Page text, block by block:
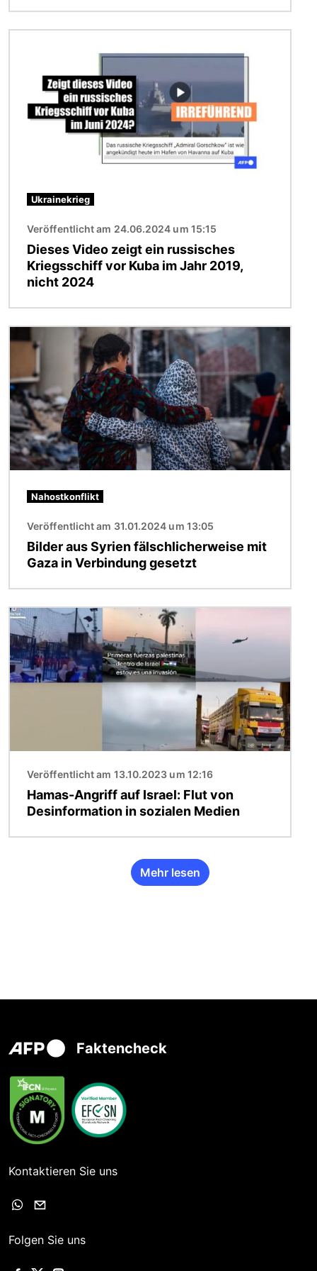
Ukrainekrieg
Veröffentlicht am 24.06.2024 um 15:15
Dieses Video zeigt ein russisches
Kriegsschiff vor Kuba im Jahr 2019,
nicht 2024
Nahostkonflikt
Veröffentlicht am 31.01.2024 um 13:05
Bilder aus Syrien fälschlicherweise mit
Gaza in Verbindung gesetzt
Bild
Veröffentlicht am 13.10.2023 um 12:16
Hamas-Angriff auf Israel: Flut von
Desinformation in sozialen Medien
Mehr lesen
Faktencheck
Kontaktieren Sie uns
Folgen Sie uns